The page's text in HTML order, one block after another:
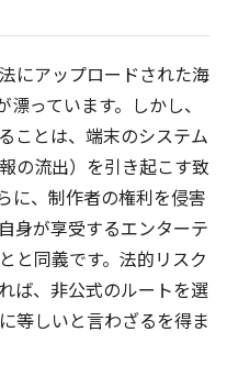
にアップロードされた海
っています。しかし、
ことは、端末のシステム
の流出）を引き起こす致
に、制作者の権利を侵害
身が享受するエンターテ
と同義です。法的リスク
ば、非公式のルートを選
等しいと言わざるを得ま